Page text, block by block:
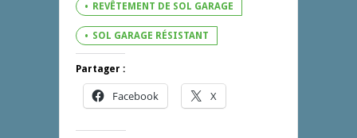
REVÊTEMENT DE SOL GARAGE
SOL GARAGE RÉSISTANT
Partager :
Facebook X